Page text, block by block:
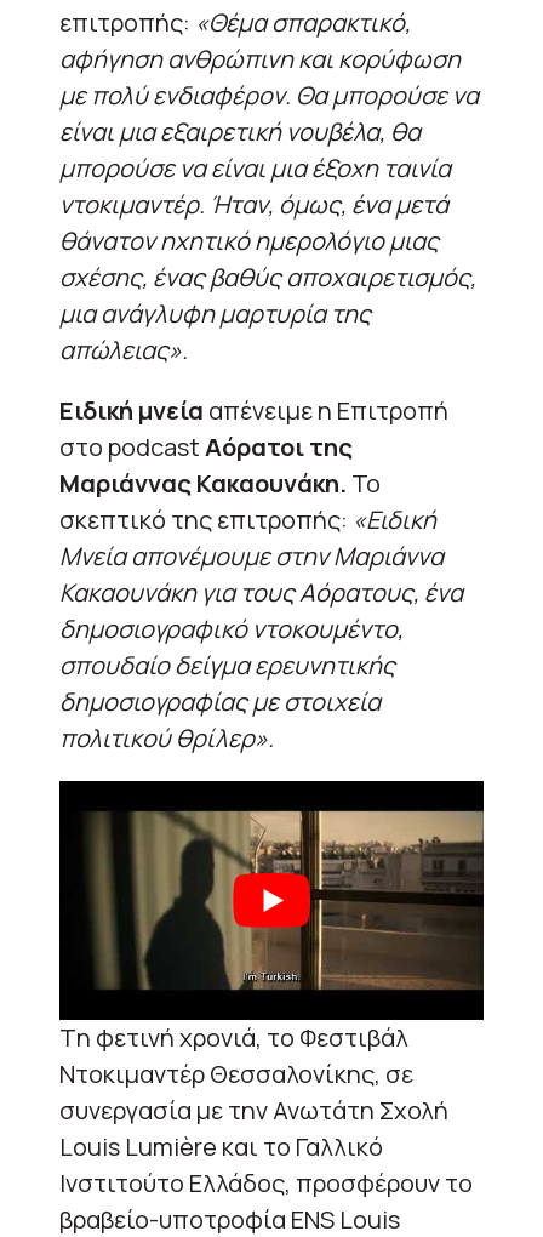
επιτροπής: «Θέμα σπαρακτικό,
αφήγηση ανθρώπινη και κορύφωση
με πολύ ενδιαφέρον. Θα μπορούσε να
είναι μια εξαιρετική νουβέλα, θα
μπορούσε να είναι μια έξοχη ταινία
ντοκιμαντέρ. Ήταν, όμως, ένα μετά
θάνατον ηχητικό ημερολόγιο μιας
σχέσης, ένας βαθύς αποχαιρετισμός,
μια ανάγλυφη μαρτυρία της
απώλειας».
Ειδική μνεία απένειμε η Επιτροπή
στο podcastΑόρατοι της
Μαριάννας Κακαουνάκη. Το
σκεπτικό της επιτροπής: «Ειδική
Μνεία απονέμουμε στην Μαριάννα
Κακαουνάκη για τους Αόρατους, ένα
δημοσιογραφικό ντοκουμέντο,
σπουδαίο δείγμα ερευνητικής
δημοσιογραφίας με στοιχεία
πολιτικού θρίλερ».
Tη φετινή χρονιά, το Φεστιβάλ
Ντοκιμαντέρ Θεσσαλονίκης, σε
συνεργασία με την Ανωτάτη Σχολή
Louis Lumière και το Γαλλικό
Ινστιτούτο Ελλάδος, προσφέρουν το
βραβείο-υποτροφία ENS Louis